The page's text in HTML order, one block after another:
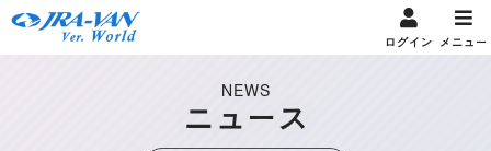
ログイン メニュー
NEWS
ニュース